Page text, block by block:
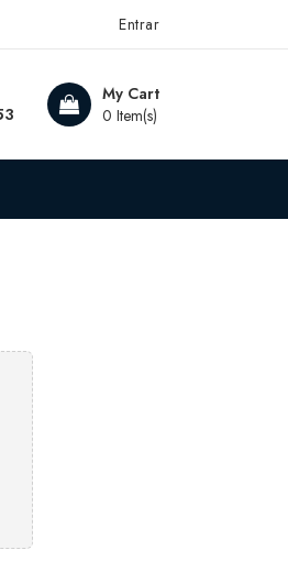
Entrar
My Cart
0 Item(s)